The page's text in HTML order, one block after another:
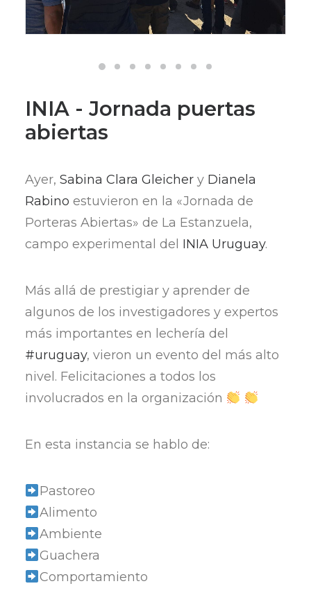
INIA - Jornada puertas
abiertas
Ayer, Sabina Clara Gleicher y Dianela
Rabino estuvieron en la «Jornada de
Porteras Abiertas» de La Estanzuela,
campo experimental del INIA Uruguay.
Más allá de prestigiar y aprender de
algunos de los investigadores y expertos
más importantes en lechería del
#uruguay, vieron un evento del más alto
nivel. Felicitaciones a todos los
involucrados en la organización
En esta instancia se hablo de:
Pastoreo
Alimento
Ambiente
Guachera
Comportamiento